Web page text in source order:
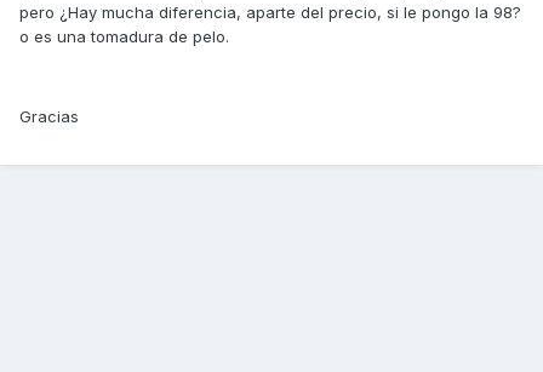
pero ¿Hay mucha diferencia, aparte del precio, si le pongo la 98?
o es una tomadura de pelo.
Gracias